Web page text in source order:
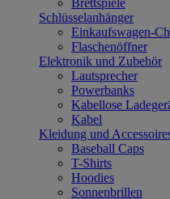
Brettspiele
Schlüsselanhänger
Einkaufswagen-
Flaschenöffner
Elektronik und Zubehör
Lautsprecher
Powerbanks
Kabellose
Kabel
Kleidung und
Baseball Caps
T-Shirts
Hoodies
Sonnenbrillen